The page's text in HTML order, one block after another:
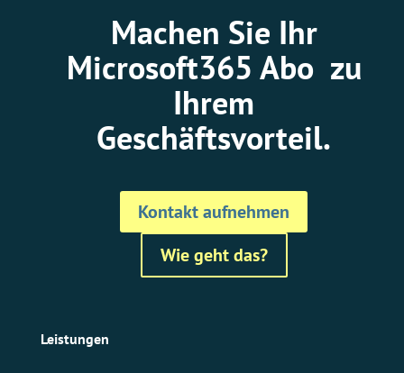
Machen Sie Ihr
Microsoft365 Abo zu
Ihrem
Geschäftsvorteil.
Kontakt aufnehmen
Wie geht das?
Leistungen